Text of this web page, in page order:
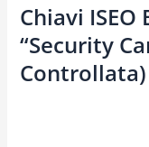
Chiavi
“Security
Controllata)